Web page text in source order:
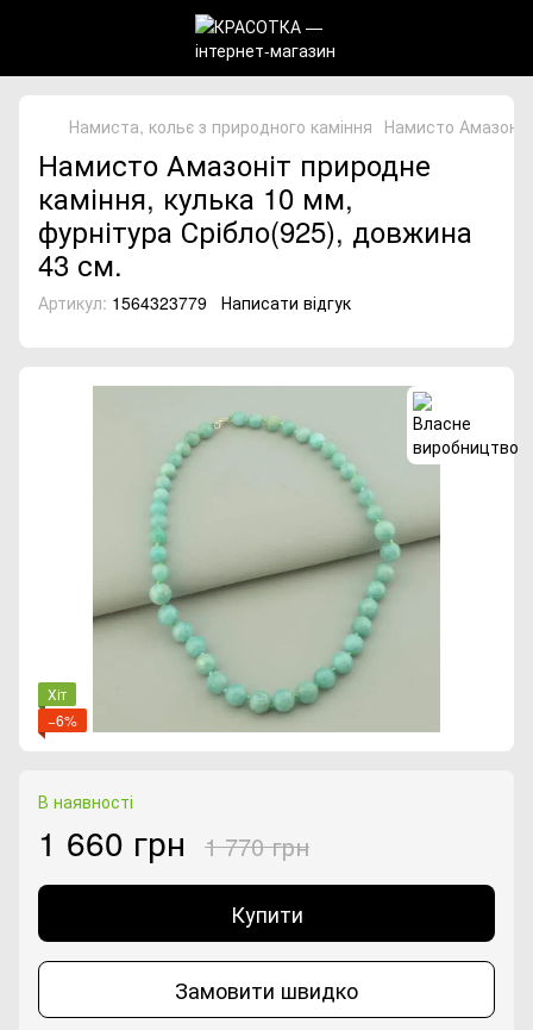
Намиста, кольє з природного каміння Намисто
Намисто Амазоніт природне
каміння, кулька 10 мм,
фурнітура Срібло(925), довжина
43 см.
Артикул: 1564323779 Написати відгук
Хіт
−6%
В наявності
1 660 грн 1 770 грн
Купити
Замовити швидко